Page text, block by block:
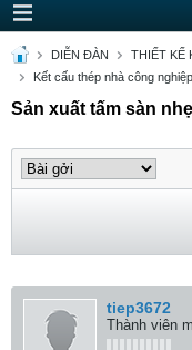
DIỄN ĐÀN
THIẾT KẾ
Kết cấu thép nhà công
Sản xuất tấm sàn
tiep3672
Thành viên